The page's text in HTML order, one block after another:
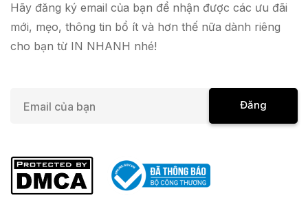
Hãy đăng ký email của bạn để nhận được các ưu đãi
mới, mẹo, thông tin bổ ít và hơn thế nữa dành riêng
cho bạn từ IN NHANH nhé!
i
*
Đăng